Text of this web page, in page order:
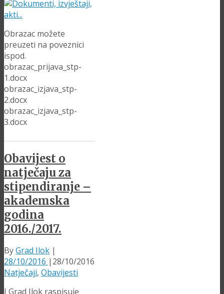
Obrazac možete
preuzeti na poveznici
ispod.
obrazac_prijava_stp-
1.docx
obrazac_izjava_stp-
2.docx
obrazac_izjava_stp-
3.docx
Obavijest o
natječaju za
stipendiranje –
akademska
godina
2016./2017.
ByGrad Ilok |
28/10/2016 | 28/10/2016
Natječaji, Obavijesti
I Grad Ilok raspisuje